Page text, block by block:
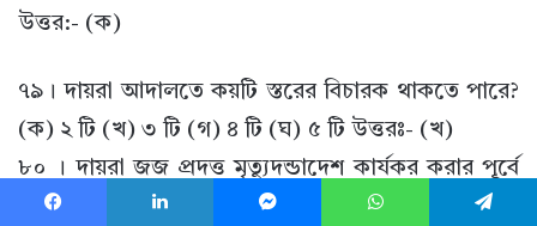
উত্তর:- (ক)
৭৯। দায়রা আদালতে কয়টি স্তরের বিচারক থাকতে পারে?
(ক) ২ টি (খ) ৩ টি (গ) ৪ টি (ঘ) ৫ টি উত্তরঃ- (খ)
৮০ । দায়রা জজ প্রদত্ত মৃত্যুদন্ডাদেশ কার্যকর করার পূর্বে
অনুমোদন প্রয়োজন হয়- (ক) রাষ্ট্রপতির (খ) হাইকোর্ট